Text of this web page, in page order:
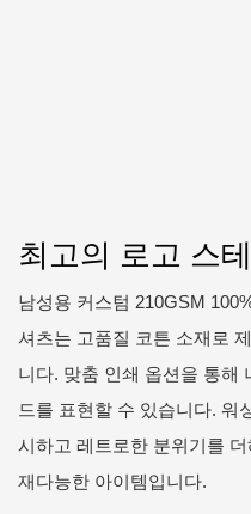
최고의 로고 스
남성용 커스텀 210GSM
셔츠는 고품질 코튼 소재로
니다. 맞춤 인쇄 옵션을 통해
드를 표현할 수 있습니다. 워
시하고 레트로한 분위기를
재다능한 아이템입니다.